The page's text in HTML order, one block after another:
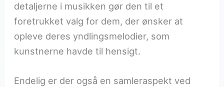
detaljerne i musikken gør den til et
foretrukket valg for dem, der ønsker at
opleve deres yndlingsmelodier, som
kunstnerne havde til hensigt.
Endelig er der også en samleraspekt ved